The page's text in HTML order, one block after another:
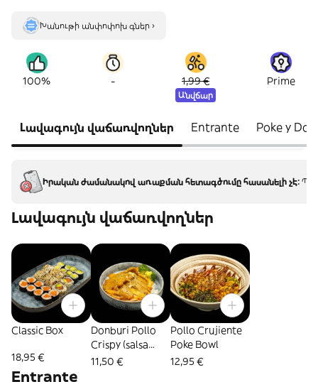
Խանութի անփոփոխ գներ ›
100% - 1,99 €
Անվճար
Prime
Լավագույն վաճառվողներ Entrante Poke y
Իրական ժամանակով առաքման հետագծումը հասանելի չէ:
Լավագույն վաճառվողներ
Classic Box
18,95 €
Donburi Pollo
Crispy (salsa
curry)
11,50 €
Pollo Crujiente
Poke Bowl
12,95 €
Entrante